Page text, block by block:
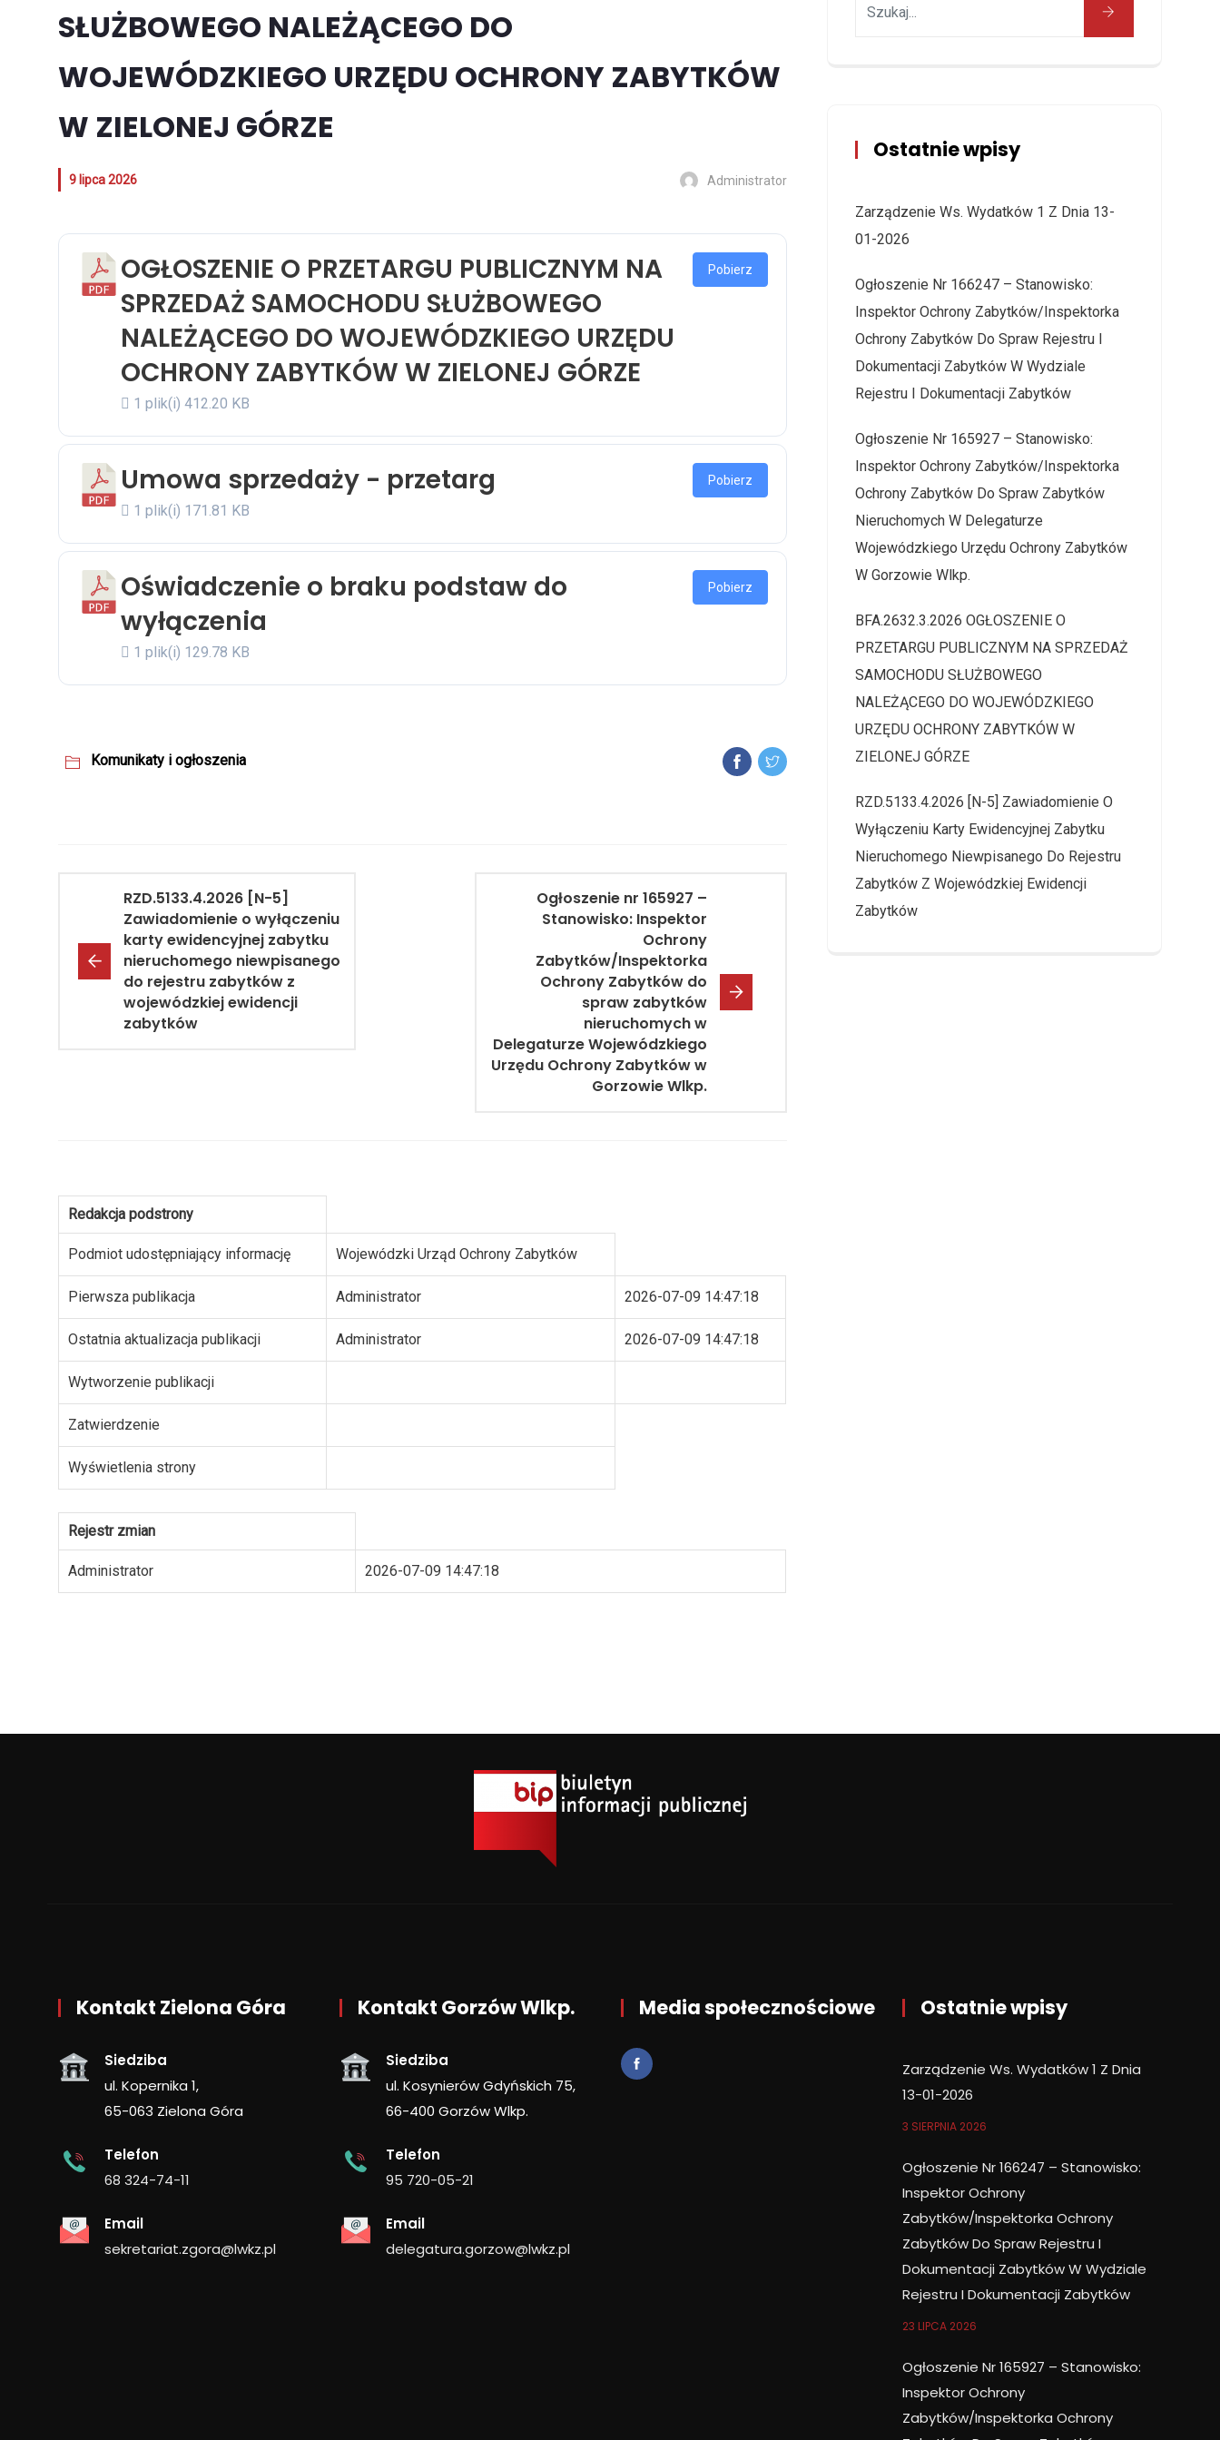
SŁUŻBOWEGO NALEŻĄCEGO DO
WOJEWÓDZKIEGO URZĘDU OCHRONY ZABYTKÓW
W ZIELONEJ GÓRZE
9 lipca 2026 Administrator
OGŁOSZENIE O PRZETARGU PUBLICZNYM NA
SPRZEDAŻ SAMOCHODU SŁUŻBOWEGO
NALEŻĄCEGO DO WOJEWÓDZKIEGO URZĘDU
OCHRONY ZABYTKÓW W ZIELONEJ GÓRZE
1 plik(i) 412.20 KB
Pobierz
Umowa sprzedaży - przetarg
1 plik(i) 171.81 KB
Pobierz
Oświadczenie o braku podstaw do
wyłączenia
1 plik(i) 129.78 KB
Pobierz
Komunikaty i ogłoszenia
RZD.5133.4.2026 [N-5]
Zawiadomienie o wyłączeniu
karty ewidencyjnej zabytku
nieruchomego niewpisanego
do rejestru zabytków z
wojewódzkiej ewidencji
zabytków
Ogłoszenie nr 165927 –
Stanowisko: Inspektor
Ochrony
Zabytków/Inspektorka
Ochrony Zabytków do
spraw zabytków
nieruchomych w
Delegaturze Wojewódzkiego
Urzędu Ochrony Zabytków w
Gorzowie Wlkp.
Redakcja podstrony
Podmiot udostępniający informację Wojewódzki Urząd Ochrony Zabytków
Pierwsza publikacja Administrator 2026-07-09 14:47:18
Ostatnia aktualizacja publikacji Administrator 2026-07-09 14:47:18
Wytworzenie publikacji
Zatwierdzenie
Wyświetlenia strony
Rejestr zmian
Administrator 2026-07-09 14:47:18
Ostatnie wpisy
Zarządzenie Ws. Wydatków 1 Z Dnia 13-
01-2026
Ogłoszenie Nr 166247 – Stanowisko:
Inspektor Ochrony Zabytków/Inspektorka
Ochrony Zabytków Do Spraw Rejestru I
Dokumentacji Zabytków W Wydziale
Rejestru I Dokumentacji Zabytków
Ogłoszenie Nr 165927 – Stanowisko:
Inspektor Ochrony Zabytków/Inspektorka
Ochrony Zabytków Do Spraw Zabytków
Nieruchomych W Delegaturze
Wojewódzkiego Urzędu Ochrony Zabytków
W Gorzowie Wlkp.
BFA.2632.3.2026 OGŁOSZENIE O
PRZETARGU PUBLICZNYM NA SPRZEDAŻ
SAMOCHODU SŁUŻBOWEGO
NALEŻĄCEGO DO WOJEWÓDZKIEGO
URZĘDU OCHRONY ZABYTKÓW W
ZIELONEJ GÓRZE
RZD.5133.4.2026 [N-5] Zawiadomienie O
Wyłączeniu Karty Ewidencyjnej Zabytku
Nieruchomego Niewpisanego Do Rejestru
Zabytków Z Wojewódzkiej Ewidencji
Zabytków
Kontakt Zielona Góra
Siedziba
ul. Kopernika 1,
65-063 Zielona Góra
Telefon
68 324-74-11
Email
sekretariat.zgora@lwkz.pl
Kontakt Gorzów Wlkp.
Siedziba
ul. Kosynierów Gdyńskich 75,
66-400 Gorzów Wlkp.
Telefon
95 720-05-21
Email
delegatura.gorzow@lwkz.pl
Media społecznościowe Ostatnie wpisy
Zarządzenie Ws. Wydatków 1 Z Dnia
13-01-2026
3 SIERPNIA 2026
Ogłoszenie Nr 166247 – Stanowisko:
Inspektor Ochrony
Zabytków/Inspektorka Ochrony
Zabytków Do Spraw Rejestru I
Dokumentacji Zabytków W Wydziale
Rejestru I Dokumentacji Zabytków
23 LIPCA 2026
Ogłoszenie Nr 165927 – Stanowisko:
Inspektor Ochrony
Zabytków/Inspektorka Ochrony